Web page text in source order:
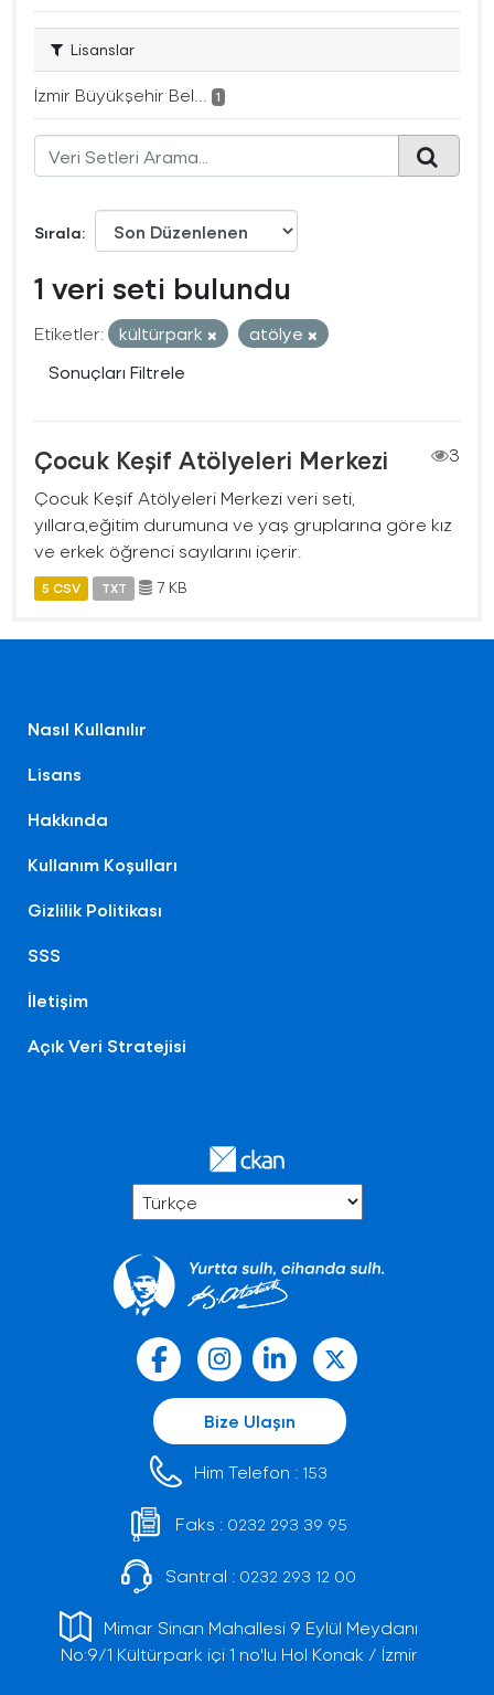
Lisanslar
İzmir Büyükşehir Bel... 1
Sırala
1 veri seti bulundu
Etiketler: kültürpark
atölye
Sonuçları Filtrele
Çocuk Keşif Atölyeleri Merkezi
3
Çocuk Keşif Atölyeleri Merkezi veri seti,
yıllara,eğitim durumuna ve yaş gruplarına göre kız
ve erkek öğrenci sayılarını içerir.
5 CSV TXT 7 KB
Nasıl Kullanılır
Lisans
Hakkında
Kullanım Koşulları
Gizlilik Politikası
SSS
İletişim
Açık Veri Stratejisi
Bize Ulaşın
Him Telefon : 153
Faks : 0232 293 39 95
Santral : 0232 293 12 00
Mimar Sinan Mahallesi 9 Eylül Meydanı
No:9/1 Kültürpark içi 1 no'lu Hol Konak / İzmir